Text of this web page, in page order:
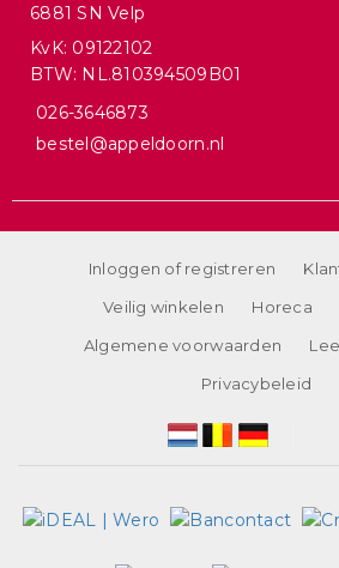
6881 SN Velp
KvK: 09122102
BTW: NL.810394509B01
026-3646873
bestel@appeldoorn.nl
Inloggen of registreren
Veilig winkelen
Horeca
Algemene voorwaarden
Privacybeleid